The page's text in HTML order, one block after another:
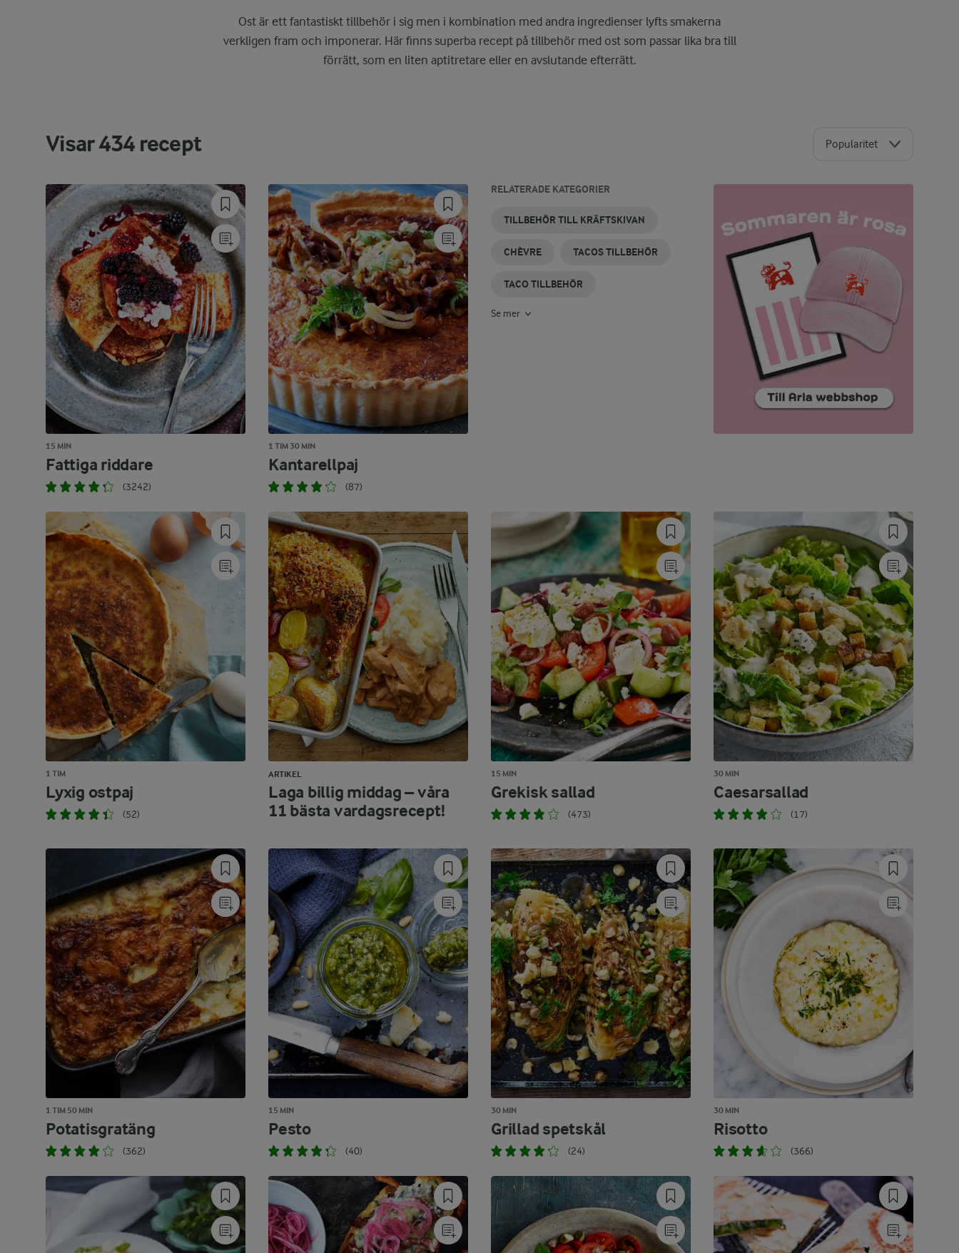
Ost är ett fantastiskt tillbehör i sig men i kombination med andra ingredienser lyfts smakerna
verkligen fram och imponerar. Här finns superba recept på tillbehör med ost som passar lika bra till
förrätt, som en liten aptitretare eller en avslutande efterrätt.
Visar434 recept Popularitet
15 MIN
Fattiga riddare
(3242)
1 TIM 30 MIN
Kantarellpaj
(87)
RELATERADE KATEGORIER
TILLBEHÖR TILL KRÄFTSKIVAN
CHÈVRE TACOS TILLBEHÖR
TACO TILLBEHÖR
OST
DESSERTOST
OSTKAKA
TILLBEHÖR
TILLBEHÖR
TILL
RÄKOR
OSTBRICKA
Se mer
1 TIM
Lyxig ostpaj
(52)
ARTIKEL
Laga billig middag – våra
11 bästa vardagsrecept!
15 MIN
Grekisk sallad
(473)
30 MIN
Caesarsallad
(17)
1 TIM 50 MIN
Potatisgratäng
(362)
15 MIN
Pesto
(40)
30 MIN
Grillad spetskål
(24)
30 MIN
Risotto
(366)